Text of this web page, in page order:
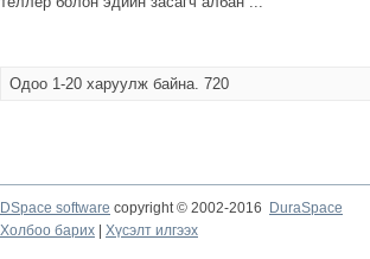
Одоо 1-20 харуулж байна. 720
DSpace software copyright © 2002-2016
DuraSpace
Холбоо барих
Хүсэлт илгээх